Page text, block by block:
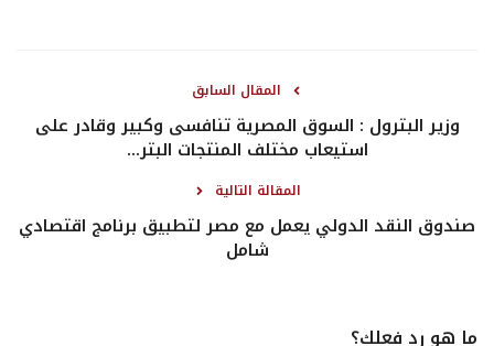
المقال السابق
وزير البترول : السوق المصرية تنافسى وكبير وقادر على
استيعاب مختلف المنتجات البتر...
المقالة التالية
صندوق النقد الدولي يعمل مع مصر لتطبيق برنامج اقتصادي
شامل
ما هو رد فعلك؟